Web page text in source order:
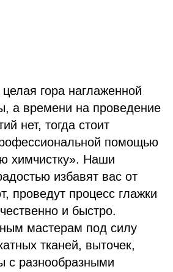
гора наглаженной
а времени на проведение
нет, тогда стоит
помощью
химчистку». Наши
избавят вас от
проведут процесс глажки
и быстро.
мастерам под силу
тканей, выточек,
с разнообразными